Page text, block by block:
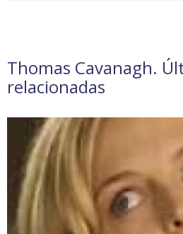
Thomas Cavanagh.
relacionadas